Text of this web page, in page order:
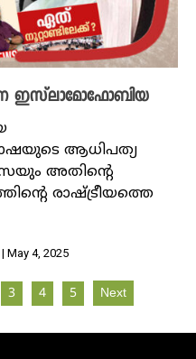
ഇസ്‌ലാമോഫോബിയ
ആധിപത്യ
അതിന്റെ
രാഷ്ട്രീയത്തെ
| May 4, 2025
3 4 5 Next